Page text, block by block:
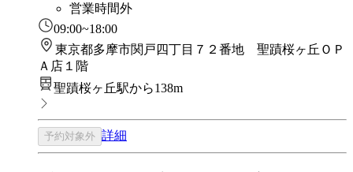
営業時間外
09:00~18:00
東京都多摩市関戸四丁目７２番地 聖蹟桜ヶ丘ＯＰ
Ａ店１階
聖蹟桜ヶ丘駅から138m
予約対象外 詳細